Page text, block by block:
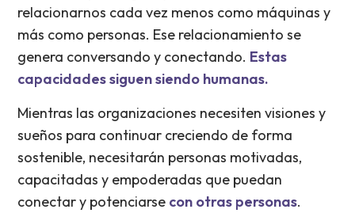
relacionarnos cada vez menos como máquinas y
más como personas. Ese relacionamiento se
genera conversando y conectando. Estas
capacidades siguen siendo humanas.
Mientras las organizaciones necesiten visiones y
sueños para continuar creciendo de forma
sostenible, necesitarán personas motivadas,
capacitadas y empoderadas que puedan
conectar y potenciarse con otras personas.